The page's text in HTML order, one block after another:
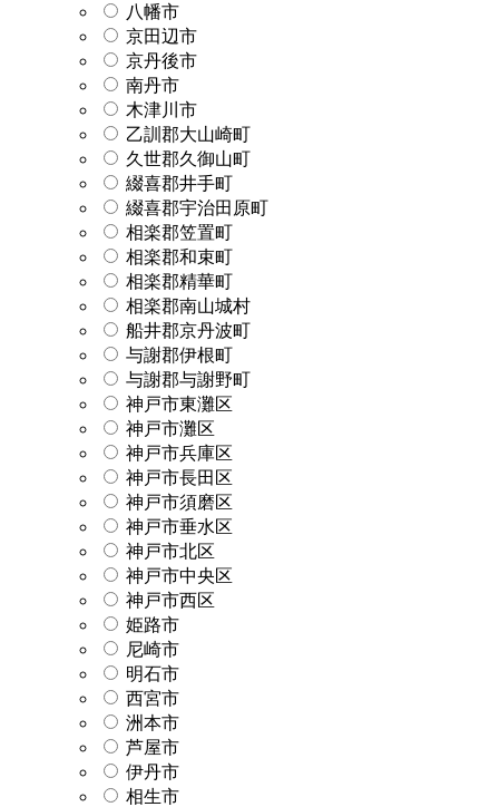
八幡市
京田辺市
京丹後市
南丹市
木津川市
乙訓郡大山崎町
久世郡久御山町
綴喜郡井手町
綴喜郡宇治田原町
相楽郡笠置町
相楽郡和束町
相楽郡精華町
相楽郡南山城村
船井郡京丹波町
与謝郡伊根町
与謝郡与謝野町
神戸市東灘区
神戸市灘区
神戸市兵庫区
神戸市長田区
神戸市須磨区
神戸市垂水区
神戸市北区
神戸市中央区
神戸市西区
姫路市
尼崎市
明石市
西宮市
洲本市
芦屋市
伊丹市
相生市